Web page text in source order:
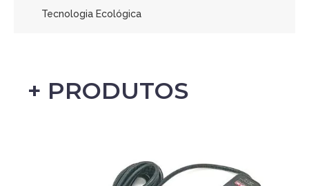
Tecnologia Ecológica
+ PRODUTOS